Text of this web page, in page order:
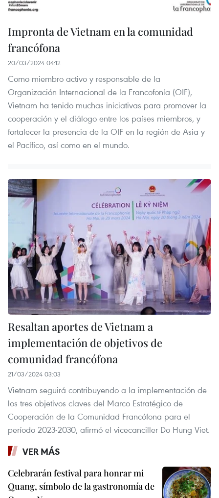
Impronta de Vietnam en la comunidad
francófona
20/03/2024 04:12
Como miembro activo y responsable de la
Organización Internacional de la Francofonía (OIF),
Vietnam ha tenido muchas iniciativas para promover la
cooperación y el diálogo entre los países miembros, y
fortalecer la presencia de la OIF en la región de Asia y
el Pacífico, así como en el mundo.
Resaltan aportes de Vietnam a
implementación de objetivos de
comunidad francófona
21/03/2024 03:03
Vietnam seguirá contribuyendo a la implementación de
los tres objetivos claves del Marco Estratégico de
Cooperación de la Comunidad Francófona para el
período 2023-2030, afirmó el vicecanciller Do Hung Viet.
VER MÁS
Celebrarán festival para honrar mi
Quang, símbolo de la gastronomía de